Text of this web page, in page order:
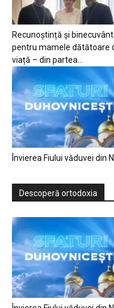
Recunoștință și
pentru mamele dătătoare
viață – din partea...
Învierea Fiului văduvei din
Descoperă ortodoxia